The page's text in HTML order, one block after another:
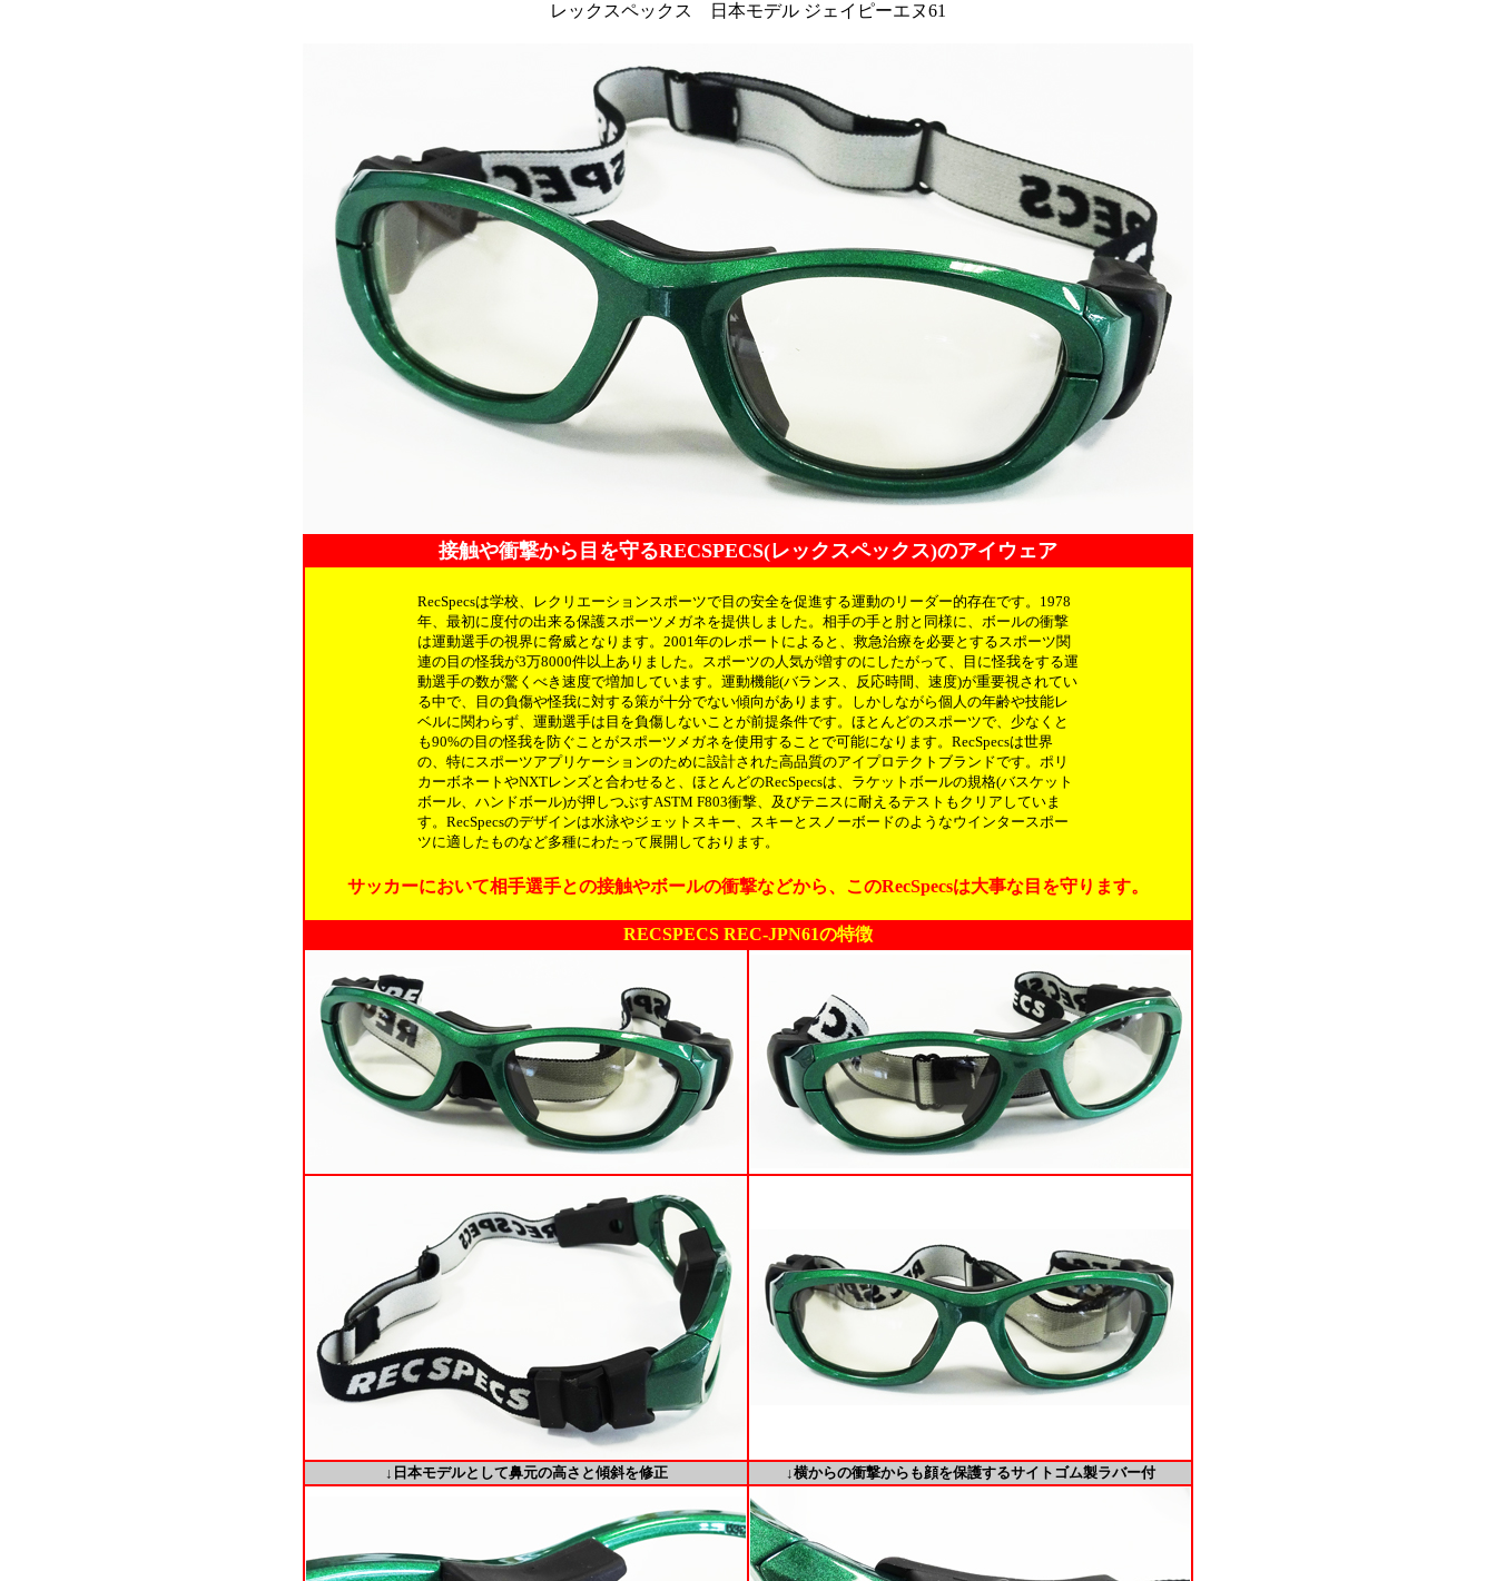
レックスペックス 日本モデル ジェイピーエヌ61
接触や衝撃から目を守るRECSPECS(レックスペックス)のアイウェア
RecSpecsは学校、レクリエーションスポーツで目の安全を促進する運動のリーダー的存在です。1978
年、最初に度付の出来る保護スポーツメガネを提供しました。相手の手と肘と同様に、ボールの衝撃
は運動選手の視界に脅威となります。2001年のレポートによると、救急治療を必要とするスポーツ関
連の目の怪我が3万8000件以上ありました。スポーツの人気が増すのにしたがって、目に怪我をする運
動選手の数が驚くべき速度で増加しています。運動機能(バランス、反応時間、速度)が重要視されてい
る中で、目の負傷や怪我に対する策が十分でない傾向があります。しかしながら個人の年齢や技能レ
ベルに関わらず、運動選手は目を負傷しないことが前提条件です。ほとんどのスポーツで、少なくと
も90%の目の怪我を防ぐことがスポーツメガネを使用することで可能になります。RecSpecsは世界
の、特にスポーツアプリケーションのために設計された高品質のアイプロテクトブランドです。ポリ
カーボネートやNXTレンズと合わせると、ほとんどのRecSpecsは、ラケットボールの規格(バスケット
ボール、ハンドボール)が押しつぶすASTM F803衝撃、及びテニスに耐えるテストもクリアしていま
す。RecSpecsのデザインは水泳やジェットスキー、スキーとスノーボードのようなウインタースポー
ツに適したものなど多種にわたって展開しております。
サッカーにおいて相手選手との接触やボールの衝撃などから、このRecSpecsは大事な目を守ります。
RECSPECS REC-JPN61の特徴
↓日本モデルとして鼻元の高さと傾斜を修正 ↓横からの衝撃からも顔を保護するサイトゴム製ラバー付